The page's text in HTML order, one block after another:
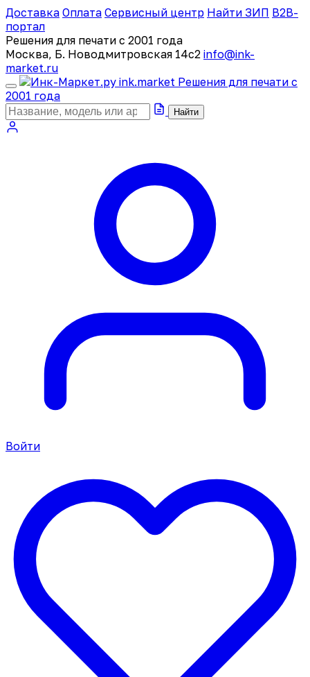
Доставка Оплата Сервисный центр Найти ЗИП B2B-
портал
Решения для печати с 2001 года
Москва, Б. Новодмитровская 14с2 info@ink-
market.ru
ink.market Решения для печати с
2001 года
Найти
Войти